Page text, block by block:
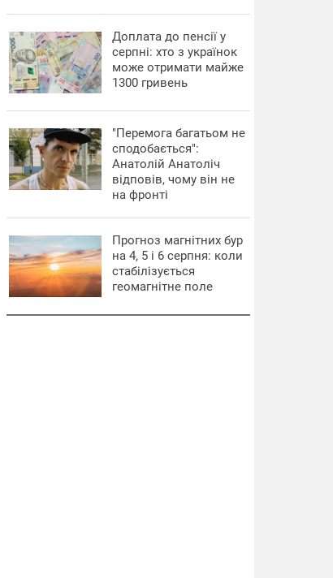
Доплата до пенсії у
серпні: хто з українок
може отримати майже
1300 гривень
"Перемога багатьом не
сподобається":
Анатолій Анатоліч
відповів, чому він не
на фронті
Прогноз магнітних бур
на 4, 5 і 6 серпня: коли
стабілізується
геомагнітне поле